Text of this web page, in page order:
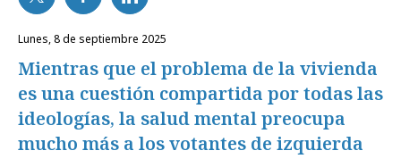
lunes, 8 de septiembre 2025
Mientras que el problema de la vivienda
es una cuestión compartida por todas las
ideologías, la salud mental preocupa
mucho más a los votantes de izquierda